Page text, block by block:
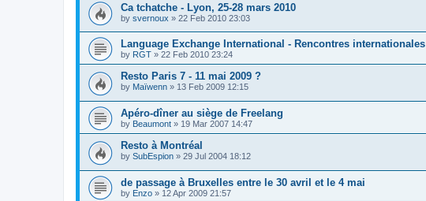
Ca tchatche - Lyon, 25-28 mars 2010
by svernoux » 22 Feb 2010 23:03
Language Exchange International - Rencontres internationales
by RGT » 22 Feb 2010 23:24
Resto Paris 7 - 11 mai 2009 ?
by Maïwenn » 13 Feb 2009 12:15
Apéro-dîner au siège de Freelang
by Beaumont » 19 Mar 2007 14:47
Resto à Montréal
by SubEspion » 29 Jul 2004 18:12
de passage à Bruxelles entre le 30 avril et le 4 mai
by Enzo » 12 Apr 2009 21:57